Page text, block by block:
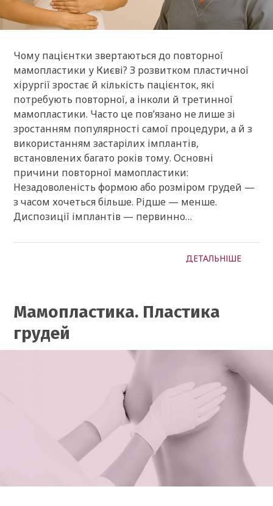
Чому пацієнтки звертаються до повторної
мамопластики у Києві? З розвитком пластичної
хірургії зростає й кількість пацієнток, які
потребують повторної, а інколи й третинної
мамопластики. Часто це пов’язано не лише зі
зростанням популярності самої процедури, а й з
використанням застарілих імплантів,
встановлених багато років тому. Основні
причини повторної мамопластики:
Незадоволеність формою або розміром грудей —
з часом хочеться більше. Рідше — менше.
Диспозиції імплантів — первинно…
ДЕТАЛЬНІШЕ
Мамопластика. Пластика
грудей